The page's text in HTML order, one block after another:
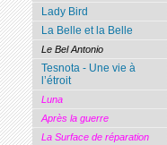
Lady Bird
La Belle et la Belle
Le Bel Antonio
Tesnota - Une vie à
l’étroit
Luna
Après la guerre
La Surface de réparation